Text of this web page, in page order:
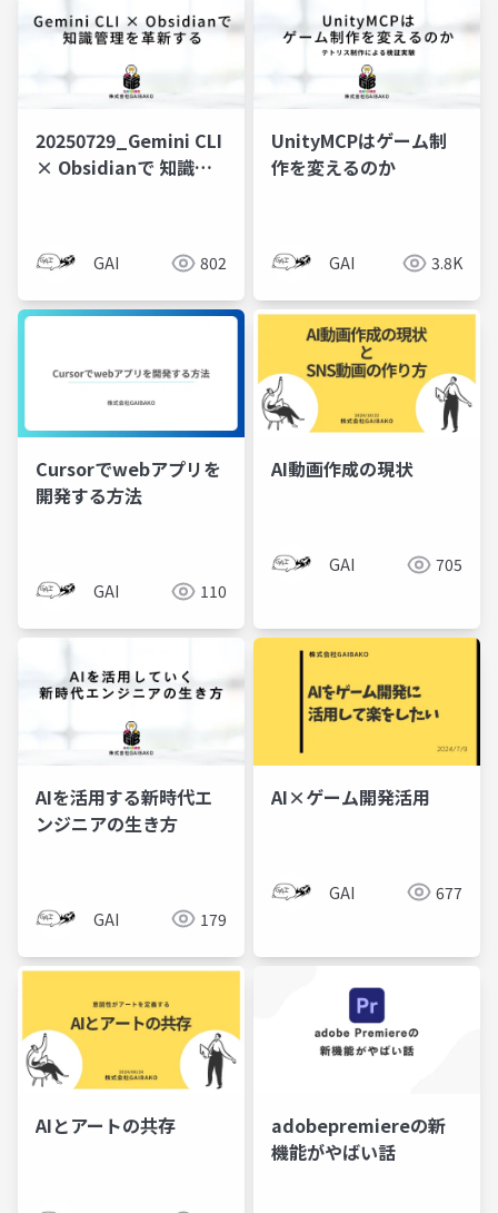
20250729_Gemini CLI
× Obsidianで 知識管
GAI 802
UnityMCPはゲーム制
作を変えるのか
GAI 3.8K
Cursorでwebアプリを
開発する方法
GAI 110
AI動画作成の現状
GAI 705
AIを活用する新時代エ
ンジニアの生き方
GAI 179
AI×ゲーム開発活用
GAI 677
AIとアートの共存
adobepremiereの新
機能がやばい話